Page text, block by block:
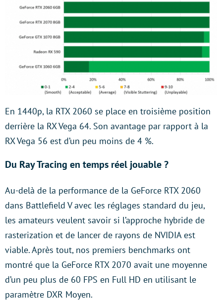
En 1440p, la RTX 2060 se place en troisième position
derrière la RX Vega 64. Son avantage par rapport à la
RX Vega 56 est d’un peu moins de 4 %.
Du Ray Tracing en temps réel jouable ?
Au-delà de la performance de la GeForce RTX 2060
dans Battlefield V avec les réglages standard du jeu,
les amateurs veulent savoir si l’approche hybride de
rasterization et de lancer de rayons de NVIDIA est
viable. Après tout, nos premiers benchmarks ont
montré que la GeForce RTX 2070 avait une moyenne
d’un peu plus de 60 FPS en Full HD en utilisant le
paramètre DXR Moyen.